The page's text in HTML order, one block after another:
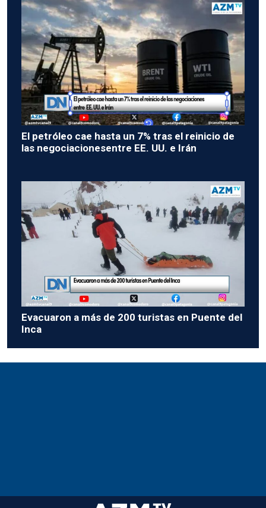
El petróleo cae hasta un 7% tras el reinicio de
las negociacionesentre EE. UU. e Irán
Evacuaron a más de 200 turistas en Puente del
Inca